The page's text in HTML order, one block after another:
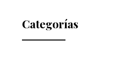
Categorías